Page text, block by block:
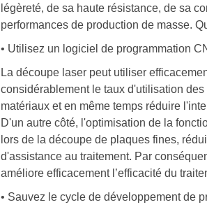
légèreté, de sa haute résistance, de sa
performances de production de masse.
• Utilisez un logiciel de programmation
La découpe laser peut utiliser
considérablement le taux d'utilisation
matériaux et en même temps réduire
D'un autre côté, l'optimisation de la
lors de la découpe de plaques fines,
d'assistance au traitement. Par
améliore efficacement l’efficacité du
• Sauvez le cycle de développement de